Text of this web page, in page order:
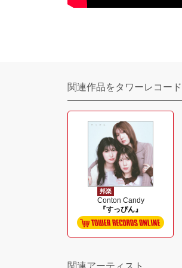
関連作品をタワーレコー
邦楽
Conton Candy
『すっぴん』
関連アーティスト